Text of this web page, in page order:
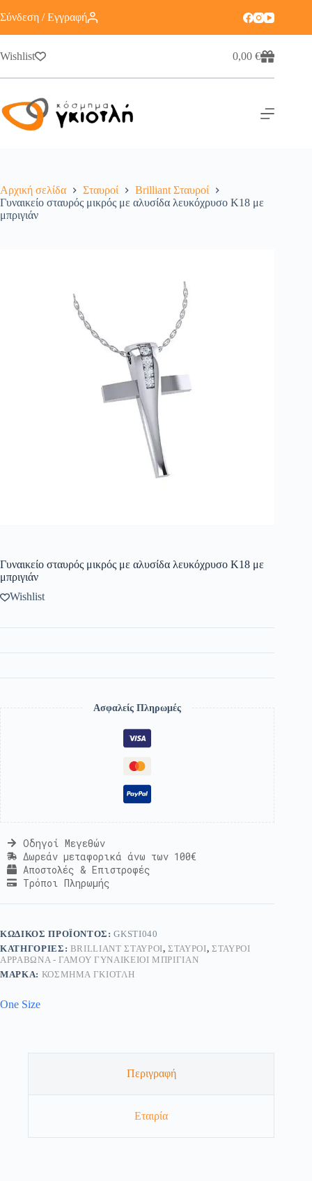
Σύνδεση / Εγγραφή
Wishlist 0,00€
Αρχική σελίδα Σταυροί
Brilliant Σταυροί
Γυναικείο σταυρός μικρός με αλυσίδα λευκόχρυσο Κ18 με
μπριγιάν
Γυναικείο σταυρός μικρός με αλυσίδα λευκόχρυσο Κ18 με
μπριγιάν
Wishlist
Ασφαλείς Πληρωμές
Οδηγοί Μεγεθών
Δωρεάν μεταφορικά άνω των 100€
Αποστολές & Επιστροφές
Τρόποι Πληρωμής
ΚΩΔΙΚΌΣ ΠΡΟΪΌΝΤΟΣ:GKSTI040
ΚΑΤΗΓΟΡΊΕΣ: BRILLIANT ΣΤΑΥΡΟΊ,ΣΤΑΥΡΟΊ,ΣΤΑΥΡΟΊ
ΑΡΡΑΒΏΝΑ - ΓΆΜΟΥ ΓΥΝΑΙΚΕΊΟΙ ΜΠΡΙΓΙΆΝ
ΜΆΡΚΑ: ΚΟΣΜΗΜΑ ΓΚΙΟΤΛΗ
One Size
Περιγραφή
Εταιρία